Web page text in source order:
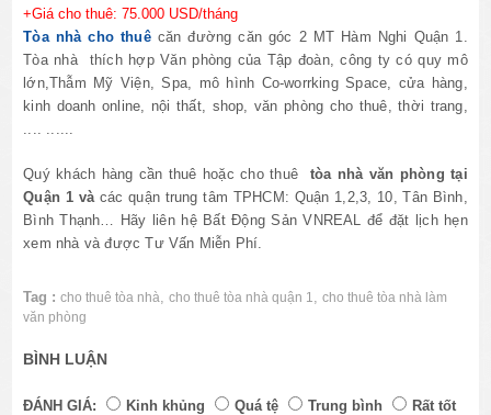
+Giá cho thuê: 75.000 USD/tháng
Tòa nhà cho thuê căn đường căn góc 2 MT Hàm Nghi Quận 1.
Tòa nhà thích hợp Văn phòng của Tập đoàn, công ty có quy mô
lớn,Thẫm Mỹ Viện, Spa, mô hình Co-worrking Space, cửa hàng,
kinh doanh online, nội thất, shop, văn phòng cho thuê, thời trang,
Quý khách hàng cần thuê hoặc cho thuê
tòa nhà văn phòng tại
Quận 1 và các quận trung tâm TPHCM: Quận 1,2,3, 10, Tân Bình,
Bình Thạnh… Hãy liên hệ Bất Động Sản VNREAL để đặt lịch hẹn
xem nhà và được Tư Vấn Miễn Phí.
Tag : cho thuê tòa nhà ,cho thuê tòa nhà quận 1 ,cho thuê tòa nhà làm
văn phòng
BÌNH LUẬN
ĐÁNH GIÁ: Kinh khủng Quá tệ Trung bình
Rất tốt